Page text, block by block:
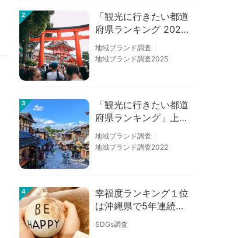
2
「観光に行きたい都道
府県ランキング 202
6」京都は低下、神奈
川上昇
地域ブランド調査
地域ブランド調査2025
3
「観光に行きたい都道
府県ランキング」上位
の順位に変動あり
地域ブランド調査
地域ブランド調査2022
4
幸福度ランキング１位
は沖縄県で5年連続！
佐賀、愛知が順位上昇
【幸福度調査2026】
SDGs調査